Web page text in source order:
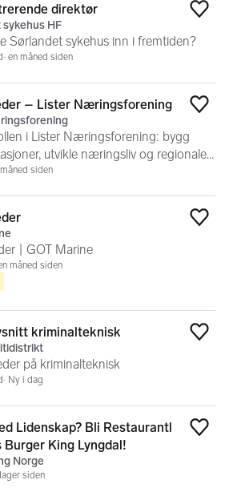
direktør
HF
Sørlandet sykehus inn i fremtiden?
en måned siden
– Lister Næringsforening
i Lister Næringsforening: bygg
utvikle næringsliv og regionale
siden
| GOT Marine
måned siden
kriminalteknisk
på kriminalteknisk
Ny i dag
Lidenskap? Bli Restaurantl
Burger King Lyngdal!
Norge
siden